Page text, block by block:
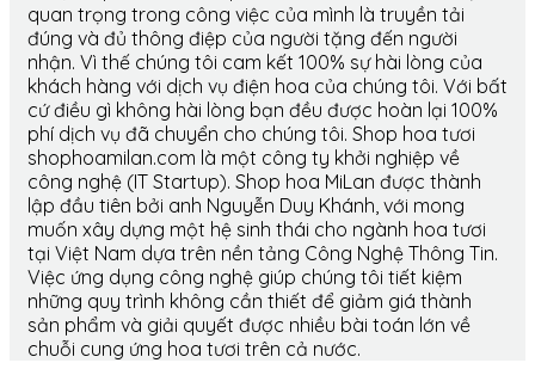
quan trọng trong công việc của mình là truyền tải
đúng và đủ thông điệp của người tặng đến người
nhận. Vì thế chúng tôi cam kết 100% sự hài lòng của
khách hàng với dịch vụ điện hoa của chúng tôi. Với bất
cứ điều gì không hài lòng bạn đều được hoàn lại 100%
phí dịch vụ đã chuyển cho chúng tôi. Shop hoa tươi
shophoamilan.com là một công ty khởi nghiệp về
công nghệ (IT Startup). Shop hoa MiLan được thành
lập đầu tiên bởi anh Nguyễn Duy Khánh, với mong
muốn xây dựng một hệ sinh thái cho ngành hoa tươi
tại Việt Nam dựa trên nền tảng Công Nghệ Thông Tin.
Việc ứng dụng công nghệ giúp chúng tôi tiết kiệm
những quy trình không cần thiết để giảm giá thành
sản phẩm và giải quyết được nhiều bài toán lớn về
chuỗi cung ứng hoa tươi trên cả nước.